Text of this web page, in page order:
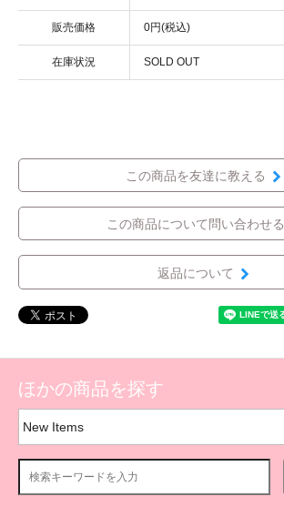
販売価格 0円(税込)
在庫状況 SOLD OUT
この商品を友達に教える
この商品について問い合わせる
返品について
ほかの商品を探す